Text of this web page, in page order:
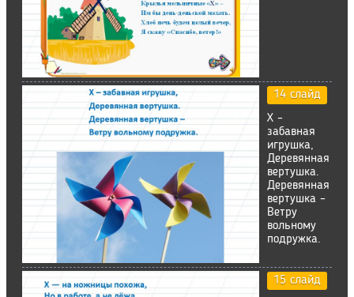
14 слайд
Х –
забавная
игрушка,
Деревянная
вертушка.
Деревянная
вертушка –
Ветру
вольному
подружка.
15 слайд